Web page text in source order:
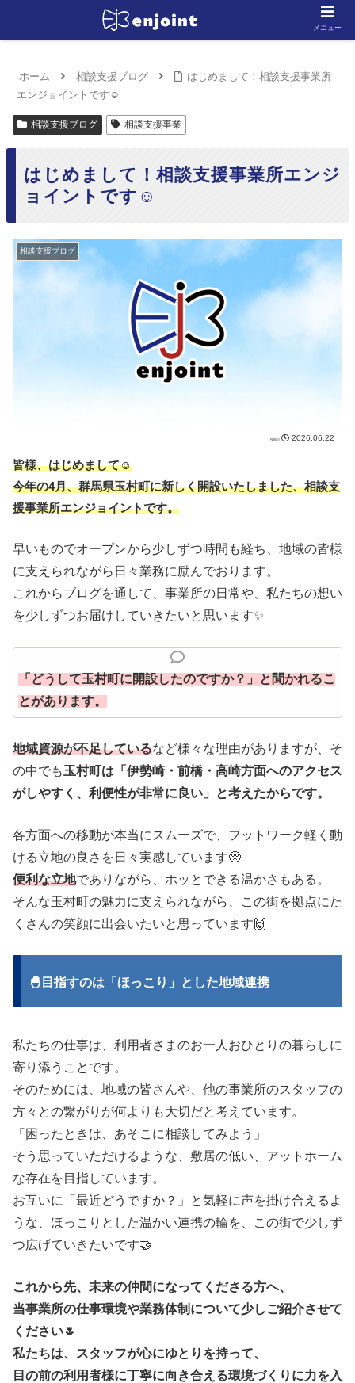
ホーム 相談支援ブログ
はじめまして！相談支援事業所
エンジョイントです☺
相談支援ブログ 相談支援事業
はじめまして！相談支援事業所エンジ
ョイントです☺
相談支援ブログ
2026.06.22
皆様、はじめまして☺️
今年の4月、群馬県玉村町に新しく開設いたしました、相談支
援事業所エンジョイントです。
​早いものでオープンから少しずつ時間も経ち、地域の皆様
に支えられながら日々業務に励んでおります。
これからブログを通して、事業所の日常や、私たちの想い
を少しずつお届けしていきたいと思います✨
​「どうして玉村町に開設したのですか？」と聞かれるこ
とがあります。
地域資源が不足しているなど様々な理由がありますが、そ
の中でも玉村町は「伊勢崎・前橋・高崎方面へのアクセス
がしやすく、利便性が非常に良い」と考えたからです。
各方面への移動が本当にスムーズで、フットワーク軽く動
ける立地の良さを日々実感しています🥺​
​便利な立地でありながら、ホッとできる温かさもある。
そんな玉村町の魅力に支えられながら、この街を拠点にた
くさんの笑顔に出会いたいと思っています🙌
🐣​目指すのは「ほっこり」とした地域連携
​私たちの仕事は、利用者さまのお一人おひとりの暮らしに
寄り添うことです。
そのためには、地域の皆さんや、他の事業所のスタッフの
方々との繋がりが何よりも大切だと考えています。
​「困ったときは、あそこに相談してみよう」
そう思っていただけるような、敷居の低い、アットホーム
な存在を目指しています。
​お互いに「最近どうですか？」と気軽に声を掛け合えるよ
うな、ほっこりとした温かい連携の輪を、この街で少しず
つ広げていきたいです🤝
​これから先、未来の仲間になってくださる方へ、
当事業所の仕事環境や業務体制について少しご紹介させて
ください🌷
​私たちは、スタッフが心にゆとりを持って、
目の前の利用者様に丁寧に向き合える環境づくりに力を入
メニュー